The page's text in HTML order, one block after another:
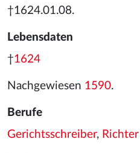
†1624.01.08.
Lebensdaten
†1624
Nachgewiesen 1590.
Berufe
Gerichtsschreiber, Richter